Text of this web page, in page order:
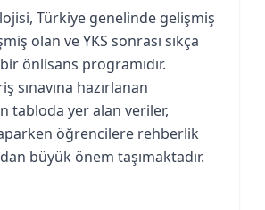
Türkiye genelinde gelişmiş
olan ve YKS sonrası sıkça
önlisans programıdır.
sınavına hazırlanan
tabloda yer alan veriler,
öğrencilere rehberlik
büyük önem taşımaktadır.